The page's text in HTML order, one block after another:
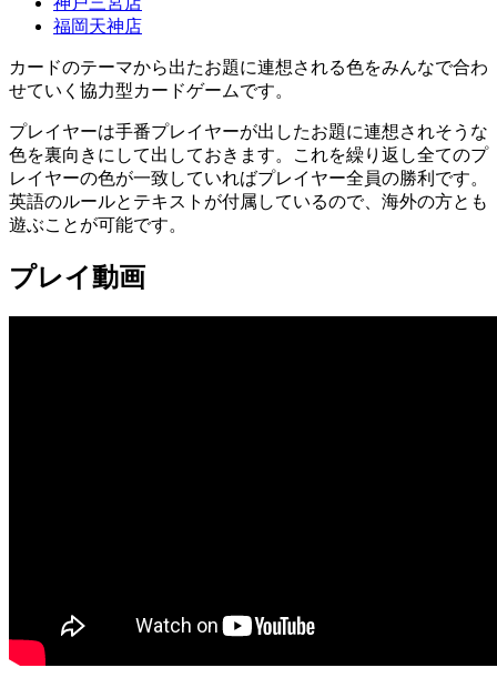
福岡天神店
カードのテーマから出たお題に連想される色をみんなで合わ
せていく協力型カードゲームです。
プレイヤーは手番プレイヤーが出したお題に連想されそうな
色を裏向きにして出しておきます。これを繰り返し全てのプ
レイヤーの色が一致していればプレイヤー全員の勝利です。
英語のルールとテキストが付属しているので、海外の方とも
遊ぶことが可能です。
プレイ動画